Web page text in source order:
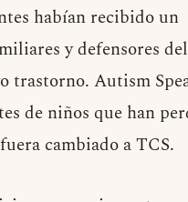
habían recibido un
y defensores del
trastorno. Autism
de niños que han
cambiado a TCS.